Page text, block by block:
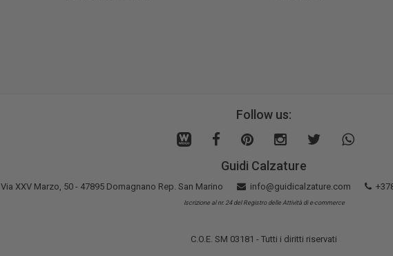
Follow us:
Guidi Calzature
Via XXV Marzo, 50 - 47895 Domagnano Rep. San Marino info@guidicalzature.com
Iscrizione al nr. 24 del Registro delle Attività di e-commerce
C.O.E. SM 03181 - Tutti i diritti riservati